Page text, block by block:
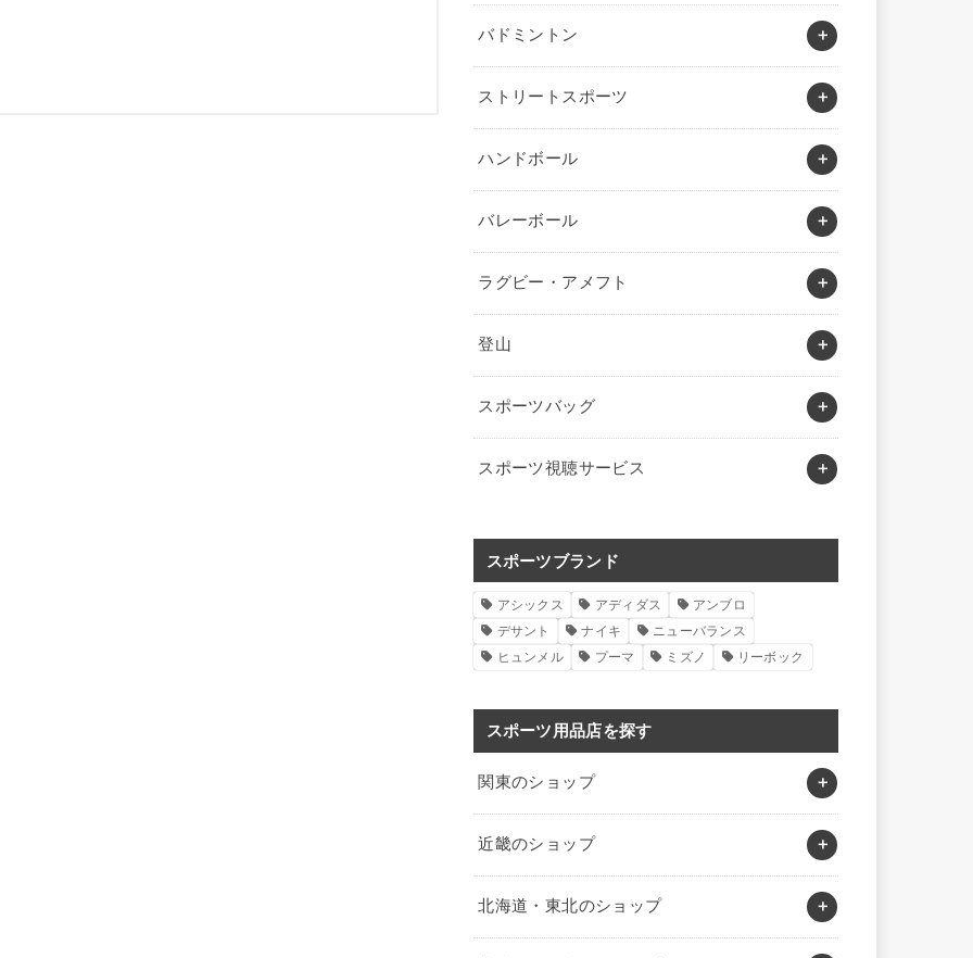
バドミントン
ストリートスポーツ
ハンドボール
バレーボール
ラグビー・アメフト
登山
スポーツバッグ
スポーツ視聴サービス
スポーツブランド
アシックス アディダス
アンブロ
デサント
ナイキ
ニューバランス
ヒュンメル
プーマ ミズノ リーボック
スポーツ用品店を探す
関東のショップ
近畿のショップ
北海道・東北のショップ